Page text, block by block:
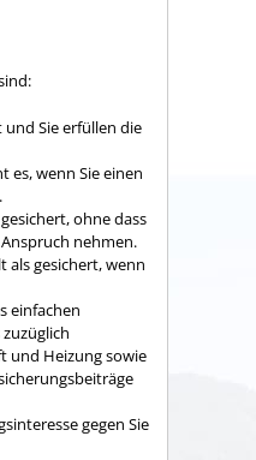
Sie erfüllen die
es, wenn Sie einen
ohne dass
nehmen.
als gesichert, wenn
einfachen
und Heizung sowie
gegen Sie